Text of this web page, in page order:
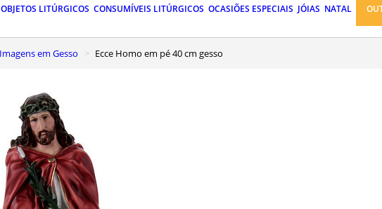
OBJETOS LITÚRGICOS CONSUMÍVEIS LITÚRGICOS OCASIÕES ESPECIAIS JÓIAS NATAL
Imagens em Gesso Ecce Homo em pé 40 cm gesso